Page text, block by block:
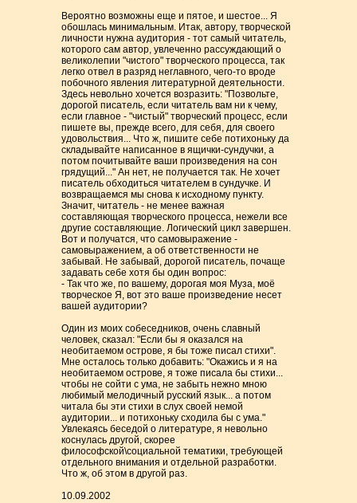
Вероятно возможны еще и пятое, и шестое... Я
обошлась минимальным. Итак, автору, творческой
личности нужна аудитория - тот самый читатель,
которого сам автор, увлеченно рассуждающий о
великолепии "чистого" творческого процесса, так
легко отвел в разряд неглавного, чего-то вроде
побочного явления литературной деятельности.
Здесь невольно хочется возразить: "Позвольте,
дорогой писатель, если читатель вам ни к чему,
если главное - "чистый" творческий процесс, если
пишете вы, прежде всего, для себя, для своего
удовольствия... Что ж, пишите себе потихоньку да
складывайте написанное в ящички-сундучки, а
потом почитывайте ваши произведения на сон
грядущий..." Ан нет, не получается так. Не хочет
писатель обходиться читателем в сундучке. И
возвращаемся мы снова к исходному пункту.
Значит, читатель - не менее важная
составляющая творческого процесса, нежели все
другие составляющие. Логический цикл завершен.
Вот и получатся, что самовыражение -
самовыражением, а об ответственности не
забывай. Не забывай, дорогой писатель, почаще
задавать себе хотя бы один вопрос:
- Так что же, по вашему, дорогая моя Муза, моё
творческое Я, вот это ваше произведение несет
вашей аудитории?
Один из моих собеседников, очень славный
человек, сказал: "Если бы я оказался на
необитаемом острове, я бы тоже писал стихи".
Мне осталось только добавить: "Окажись и я на
необитаемом острове, я тоже писала бы стихи...
чтобы не сойти с ума, не забыть нежно мною
любимый мелодичный русский язык... а потом
читала бы эти стихи в слух своей немой
аудитории... и потихоньку сходила бы с ума."
Увлекаясь беседой о литературе, я невольно
коснулась другой, скорее
философской\социальной тематики, требующей
отдельного внимания и отдельной разработки.
Что ж, об этом в другой раз.
10.09.2002